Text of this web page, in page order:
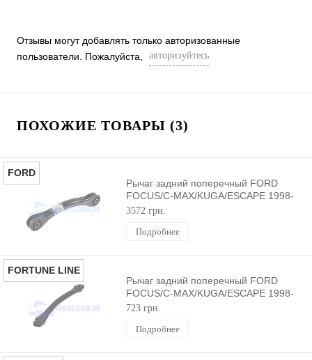
Отзывы могут добавлять только авторизованные
пользователи. Пожалуйста,
авторизуйтесь
ПОХОЖИЕ ТОВАРЫ (3)
FORD
Рычаг задний поперечный FORD
FOCUS/C-MAX/KUGA/ESCAPE 1998-
2020 ORIGINAL
3572 грн.
Подробнее
FORTUNE LINE
Рычаг задний поперечный FORD
FOCUS/C-MAX/KUGA/ESCAPE 1998-
2020 FORTUNE LINE
723 грн.
Подробнее